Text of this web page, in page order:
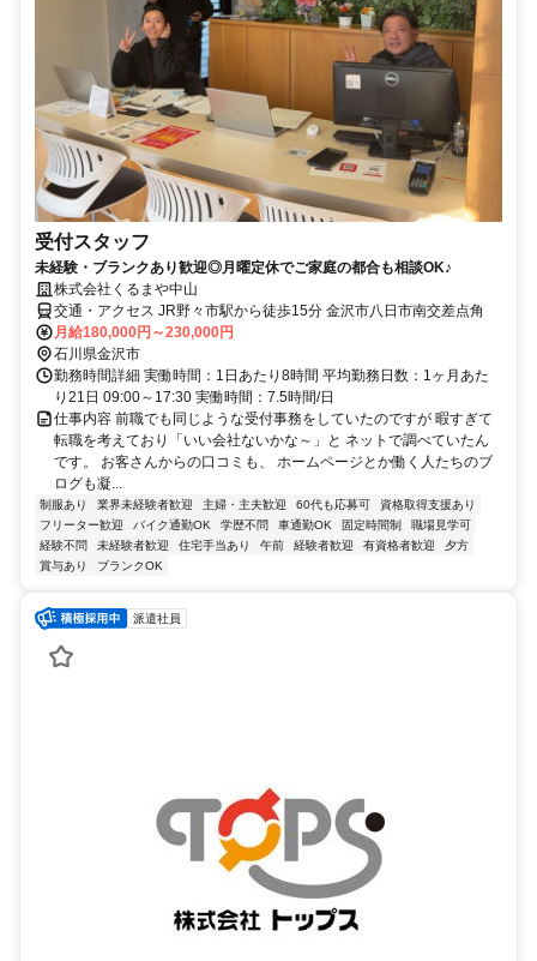
受付スタッフ
未経験・ブランクあり歓迎◎月曜定休でご家庭の都合も相談OK♪
株式会社くるまや中山
交通・アクセス JR野々市駅から徒歩15分 金沢市八日市南交差点角
月給180,000円～230,000円
石川県金沢市
勤務時間詳細 実働時間：1日あたり8時間 平均勤務日数：1ヶ月あた
り21日 09:00～17:30 実働時間：7.5時間/日
仕事内容 前職でも同じような受付事務をしていたのですが 暇すぎて
転職を考えており「いい会社ないかな～」と ネットで調べていたん
です。 お客さんからの口コミも、 ホームページとか働く人たちのブ
ログも凝...
制服あり 業界未経験者歓迎 主婦・主夫歓迎 60代も応募可
資格取得支援あり
フリーター歓迎
バイク通勤OK 学歴不問 車通勤OK 固定時間制
職場見学可
経験不問
未経験者歓迎 住宅手当あり 午前 経験者歓迎 有資格者歓迎
夕方
賞与あり
ブランクOK
派遣社員